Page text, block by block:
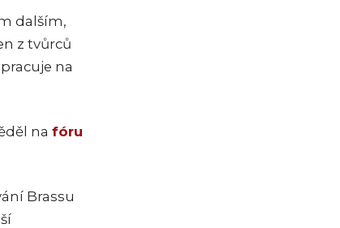
dalším,
z tvůrců
pracuje na
na fóru
Brassu